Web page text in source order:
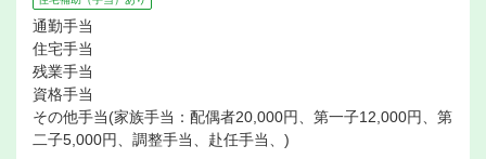
通勤手当
住宅手当
残業手当
資格手当
その他手当(家族手当：配偶者20,000円、第一子12,000円、第
二子5,000円、調整手当、赴任手当、)